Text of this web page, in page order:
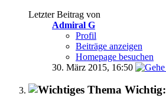
Letzter Beitrag von
Admiral G
Profil
Beiträge anzeigen
Homepage besuchen
30. März 2015, 16:50
Wichtig: